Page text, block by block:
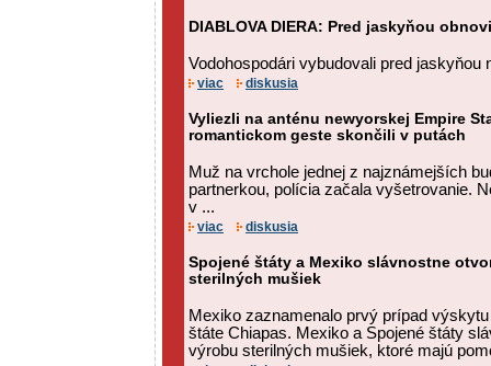
DIABLOVA DIERA: Pred jaskyňou
Vodohospodári vybudovali pred jaskyňou
viac diskusia
Vyliezli na anténu newyorskej Empire
romantickom geste skončili v putách
Muž na vrchole jednej z najznámejších
partnerkou, polícia začala vyšetrovanie.
v ...
viac diskusia
Spojené štáty a Mexiko slávnostne
sterilných mušiek
Mexiko zaznamenalo prvý prípad
štáte Chiapas. Mexiko a Spojené štáty
výrobu sterilných mušiek, ktoré majú